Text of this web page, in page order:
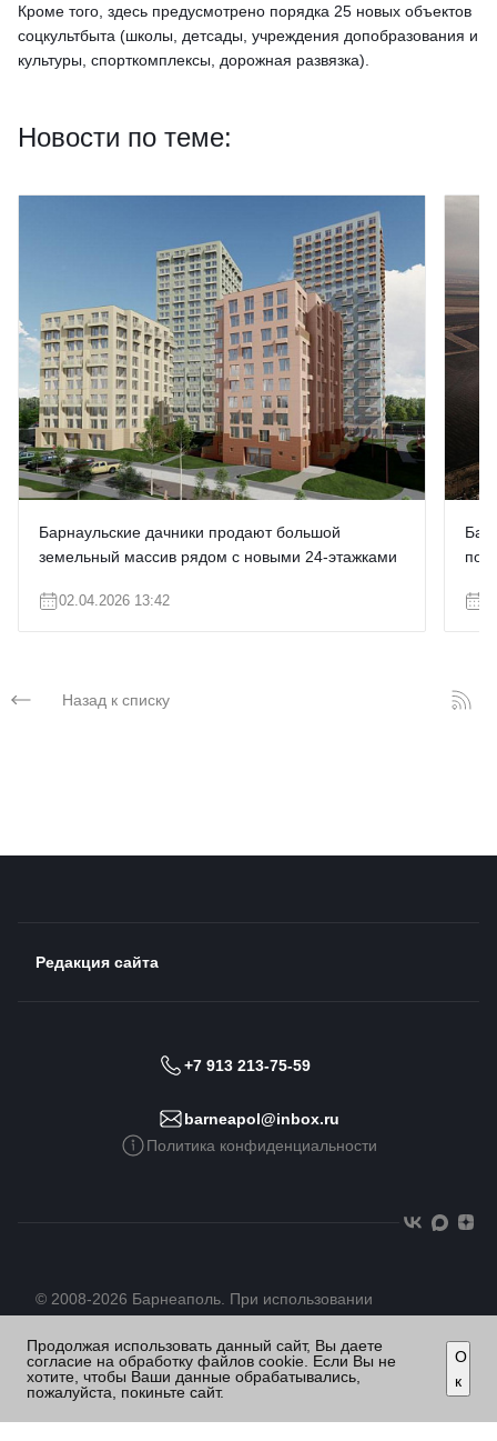
Кроме того, здесь предусмотрено порядка 25 новых объектов
соцкультбыта (школы, детсады, учреждения допобразования и
культуры, спорткомплексы, дорожная развязка).
Новости по теме:
Барнаульские дачники продают большой
земельный массив рядом с новыми 24-этажками
02.04.2026 13:42
под
Назад к списку
Редакция сайта
+7 913 213-75-59
barneapol@inbox.ru
Политика конфиденциальности
© 2008-2026 Барнеаполь. При использовании
Продолжая использовать данный сайт, Вы даете
согласие на обработку файлов cookie. Если Вы не
хотите, чтобы Ваши данные обрабатывались,
пожалуйста, покиньте сайт.
О
к